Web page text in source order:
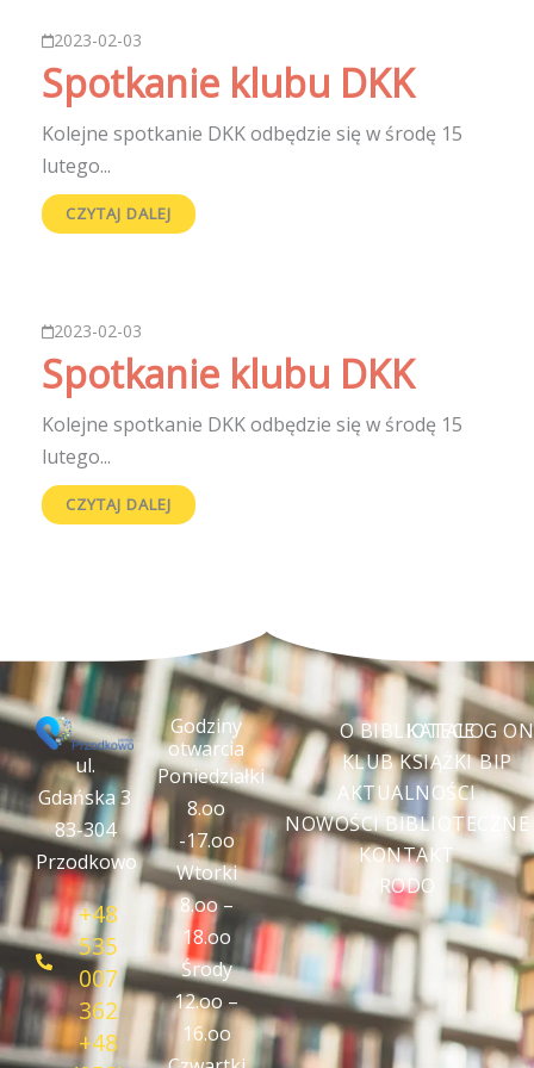
2023-02-03
Spotkanie klubu DKK
Kolejne spotkanie DKK odbędzie się w środę 15
lutego...
CZYTAJ DALEJ
2023-02-03
Spotkanie klubu DKK
Kolejne spotkanie DKK odbędzie się w środę 15
lutego...
CZYTAJ DALEJ
ul.
Gdańska 3
83-304
Przodkowo
+48
535
007
362
+48
Godziny
otwarcia
Poniedziałki
8.oo
-17.oo
Wtorki
8.oo –
18.oo
Środy
12.oo –
16.oo
O BIBLIOTECE
KLUB KSIĄŻKI
AKTUALNOŚCI
NOWOŚCI BIBLIOTECZNE
KONTAKT
RODO
KATALOG
BIP